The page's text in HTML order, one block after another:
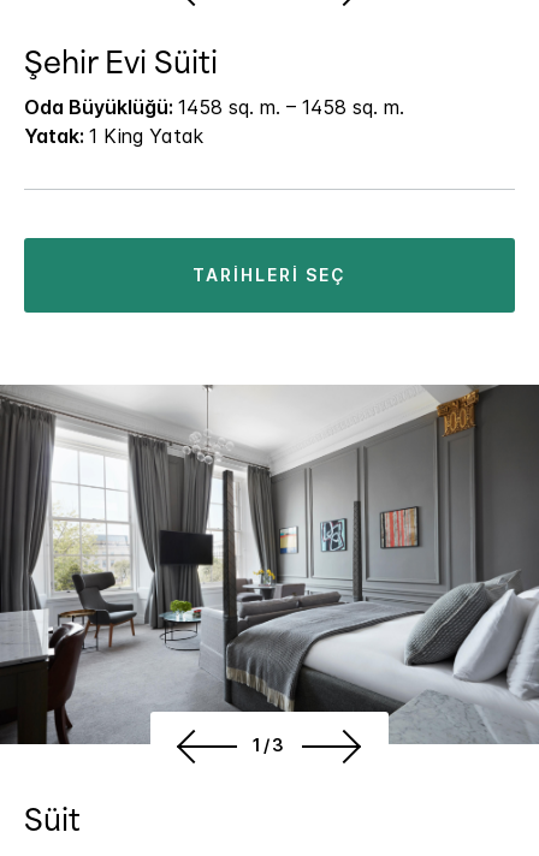
Şehir Evi Süiti
Oda Büyüklüğü: 1458 sq. m. – 1458 sq. m.
Yatak: 1 King Yatak
TARIHLERI SEÇ
1/3
Süit